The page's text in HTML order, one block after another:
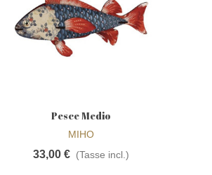
Pesce Medio
HEARTBREAKER - MIHO
MIHO
33,00 € (Tasse incl.)